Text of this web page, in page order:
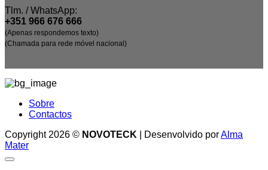
Tlm. / WhatsApp:
+351 966 676 666
(Apenas respondemos texto)
(Chamada para rede móvel nacional)
Sobre
Contactos
Copyright 2026 © NOVOTECK | Desenvolvido porAlma
Mater